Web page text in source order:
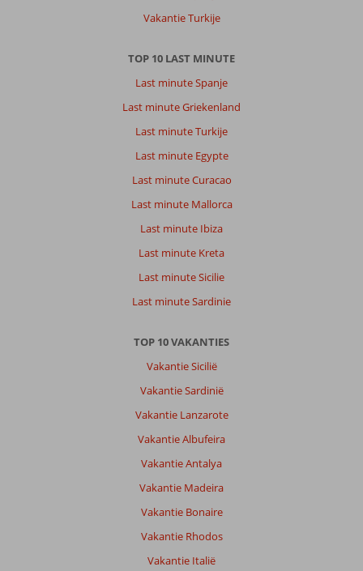
Vakantie Turkije
TOP 10 LAST MINUTE
Last minute Spanje
Last minute Griekenland
Last minute Turkije
Last minute Egypte
Last minute Curacao
Last minute Mallorca
Last minute Ibiza
Last minute Kreta
Last minute Sicilie
Last minute Sardinie
TOP 10 VAKANTIES
Vakantie Sicilië
Vakantie Sardinië
Vakantie Lanzarote
Vakantie Albufeira
Vakantie Antalya
Vakantie Madeira
Vakantie Bonaire
Vakantie Rhodos
Vakantie Italië